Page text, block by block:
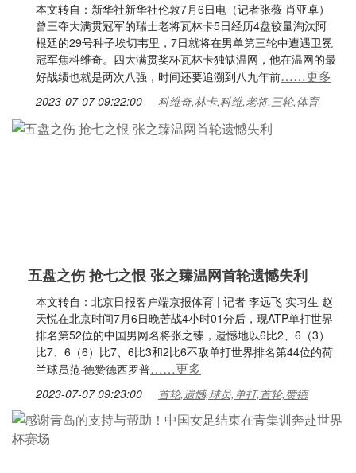
本文转自：新华社新华社伦敦7月6日电（记者张薇 肖亚卓）
曾三夺大满贯冠军的瑞士老将瓦林卡5日经历4盘较量淘汰阿
根廷的29号种子埃切韦里，7日就将在男单第三轮中遭遇卫冕
冠军焦科维奇。四大满贯奖杯瓦林卡独缺温网，他在温网的最
好战绩也就是两次八强，时间还要追溯到八九年前……更多
2023-07-07 09:22:00 科维奇,林卡,科维,老将,三轮,体育
五盘之伤 抢七之恨 张之臻温网首轮遗憾失利
本文转自：北京日报客户端京报体育 | 记者 李远飞 实习生 赵
天悦在北京时间7月6日晚苦战4小时01分后，现ATP单打世界
排名第52位的中国男网名将张之臻，遗憾地以6比2、6（3）
比7、6（6）比7、6比3和2比6不敌单打世界排名第44位的荷
兰球员范·德赞德西罗普……更多
2023-07-07 09:23:00 首轮,遗憾,球员,单打,首轮,赞德